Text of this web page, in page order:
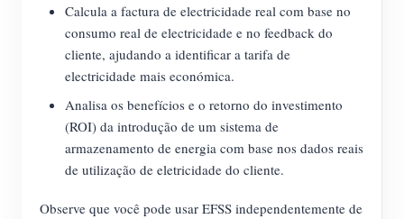
FAQ
Blog
Atividades IAMMETER
Fórum
App Loja
Explorar site
Ranking FV
Calcula a factura de electricidade real com base no
consumo real de electricidade e no feedback do
cliente, ajudando a identificar a tarifa de
electricidade mais económica.
Analisa os benefícios e o retorno do investimento
(ROI) da introdução de um sistema de
armazenamento de energia com base nos dados reais
de utilização de eletricidade do cliente.
Observe que você pode usar EFSS independentemente de